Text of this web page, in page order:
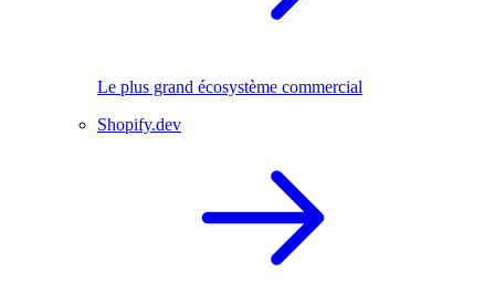
Le plus grand écosystème commercial
Shopify.dev